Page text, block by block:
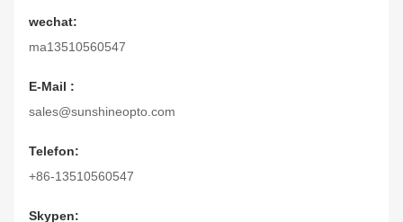
wechat:
ma13510560547
E-Mail :
sales@sunshineopto.com
Telefon:
+86-13510560547
Skypen: